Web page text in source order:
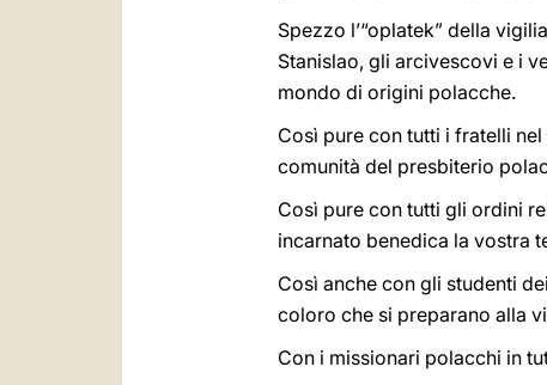
Spezzo l’“oplatek” della
Stanislao, gli arcivescovi e i
mondo di origini polacche.
Così pure con tutti i fratelli
comunità del presbiterio
Così pure con tutti gli ordini
incarnato benedica la vostra
Così anche con gli studenti
coloro che si preparano alla
Con i missionari polacchi in